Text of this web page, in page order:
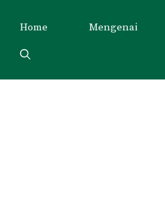
Home Mengenai